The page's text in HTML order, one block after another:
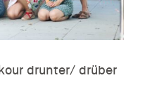
drunter/ drüber